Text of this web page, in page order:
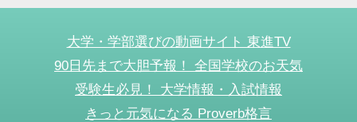
大学・学部選びの動画サイト 東進TV
90日先まで大胆予報！ 全国学校のお天気
受験生必見！ 大学情報・入試情報
きっと元気になる Proverb格言